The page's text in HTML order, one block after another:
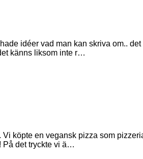
idéer vad man kan skriva om.. det
känns liksom inte r…
köpte en vegansk pizza som
På det tryckte vi ä…